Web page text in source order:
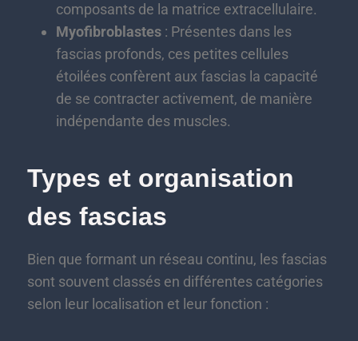
composants de la matrice extracellulaire.
Myofibroblastes : Présentes dans les
fascias profonds, ces petites cellules
étoilées confèrent aux fascias la capacité
de se contracter activement, de manière
indépendante des muscles.
Types et organisation
des fascias
Bien que formant un réseau continu, les fascias
sont souvent classés en différentes catégories
selon leur localisation et leur fonction :